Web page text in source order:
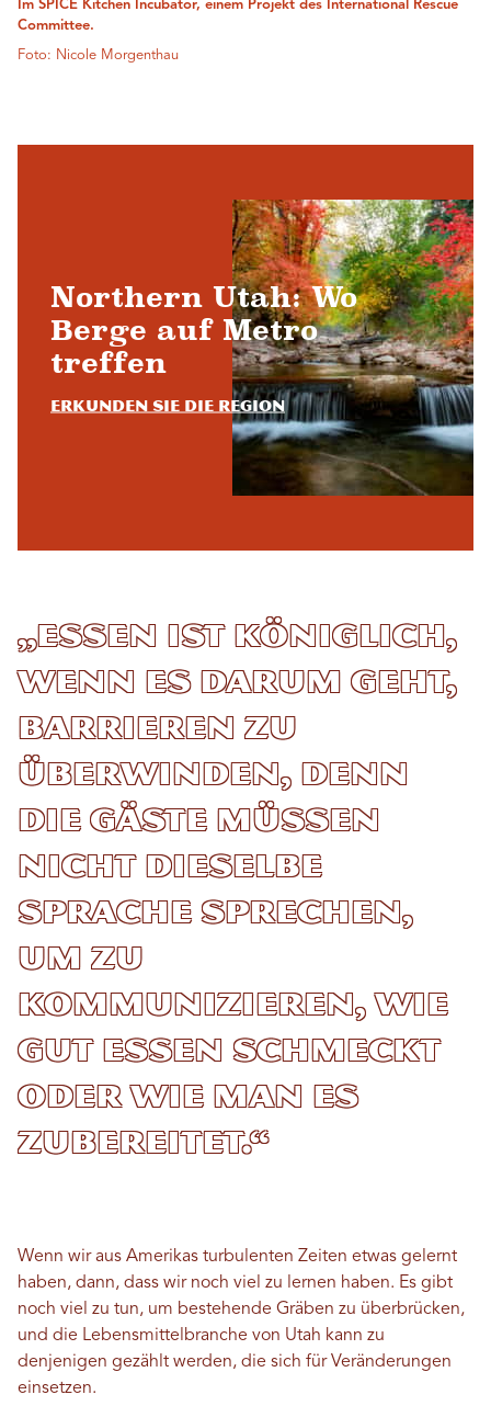
Im SPICE Kitchen Incubator, einem Projekt des International Rescue
Committee.
Foto: Nicole Morgenthau
Northern Utah: Wo
Berge auf Metro
treffen
Erkunden Sie die Region
„Essen ist königlich,
wenn es darum geht,
Barrieren zu
überwinden, denn
die Gäste müssen
nicht dieselbe
Sprache sprechen,
um zu
kommunizieren, wie
gut Essen schmeckt
oder wie man es
zubereitet.“
Wenn wir aus Amerikas turbulenten Zeiten etwas gelernt
haben, dann, dass wir noch viel zu lernen haben. Es gibt
noch viel zu tun, um bestehende Gräben zu überbrücken,
und die Lebensmittelbranche von Utah kann zu
denjenigen gezählt werden, die sich für Veränderungen
einsetzen.